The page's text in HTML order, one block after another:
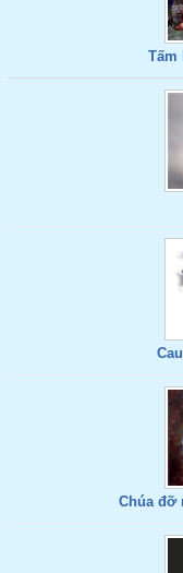
Tấm
Chúa đỡ